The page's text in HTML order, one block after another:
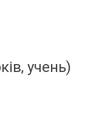
учень)